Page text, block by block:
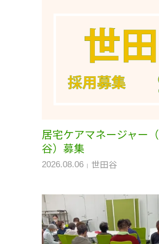
居宅ケアマネージャー
谷）募集
2026.08.06 世田谷